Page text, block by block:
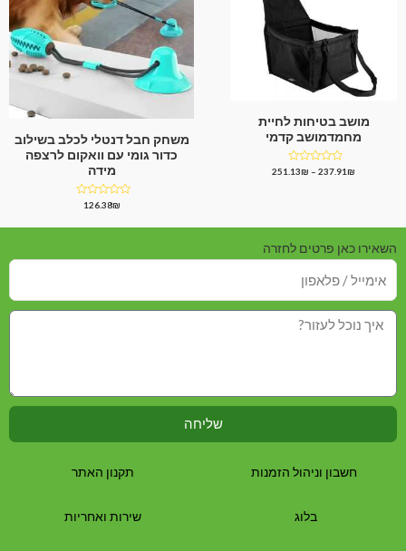
מושב בטיחות לחיית
מחמדמושב קדמי
דורג
237.91₪
–
251.13₪
משחק חבל דנטלי לכלב בשילוב
כדור גומי עם וואקום לרצפה
מידה
דורג126.38₪
השאירו כאן פרטים לחזרה
שליחה
חשבון וניהול הזמנות
בלוג
תקנון האתר
שירות ואחריות